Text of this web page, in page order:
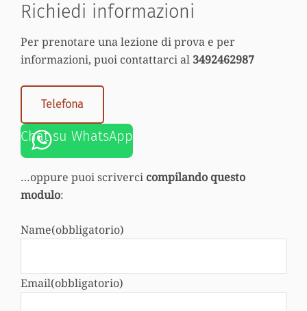
Richiedi informazioni
Per prenotare una lezione di prova e per
informazioni, puoi contattarci al 3492462987
Telefona
Chat su WhatsApp
…oppure puoi scriverci compilando questo
modulo:
Name(obbligatorio)
Email(obbligatorio)